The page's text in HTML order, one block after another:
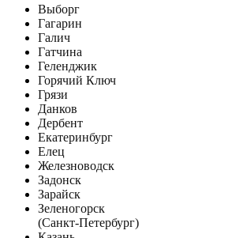
Выборг
Гагарин
Галич
Гатчина
Геленджик
Горячий Ключ
Грязи
Данков
Дербент
Екатеринбург
Елец
Железноводск
Задонск
Зарайск
Зеленогорск
(Санкт-Петербург)